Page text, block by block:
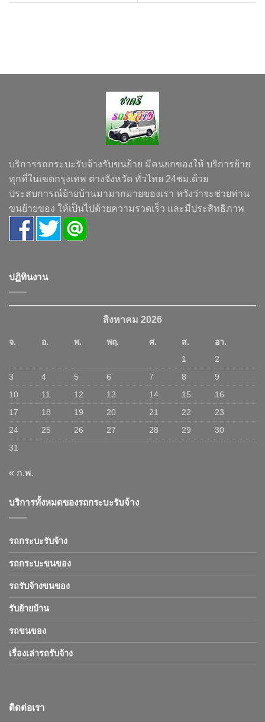
บริการรถกระบะรับจ้างรับขนย้าย มีคนยกของให้ บริการย้าย
ทุกที่ในเขตกรุงเทพ ต่างจังหวัด ทั่วไทย 24ชม.ด้วย
ประสบการณ์ย้ายบ้านมามากมายของเรา หวังว่าจะช่วยท่าน
ขนย้ายของ ให้เป็นไปด้วยความรวดเร็ว และมีประสิทธิภาพ
ปฏิทินงาน
สิงหาคม 2026
จ. อ. พ. พฤ. ศ. ส.
อา.
1
2
3
4 5 6 7 8
9
10
11 12 13 14 15
16
17
18 19 20 21 22
23
24
25 26 27 28 29
30
31
« ก.พ.
บริการทั้งหมดของรถกระบะรับจ้าง
รถกระบะรับจ้าง
รถกระบะขนของ
รถรับจ้างขนของ
รับย้ายบ้าน
รถขนของ
เรื่องเล่ารถรับจ้าง
ติดต่อเรา